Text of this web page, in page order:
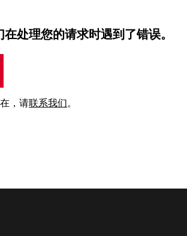
处理您的请求时遇到了错误。
，请联系我们。